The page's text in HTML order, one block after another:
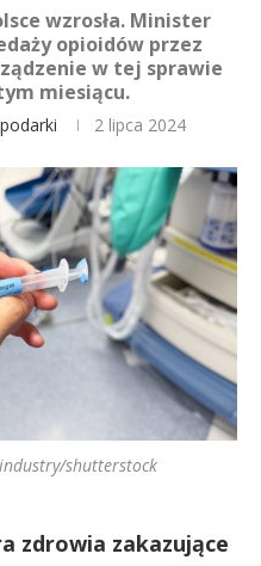
wzrosła. Minister
opioidów przez
w tej sprawie
miesiącu.
2 lipca 2024
shutterstock
zdrowia zakazujące